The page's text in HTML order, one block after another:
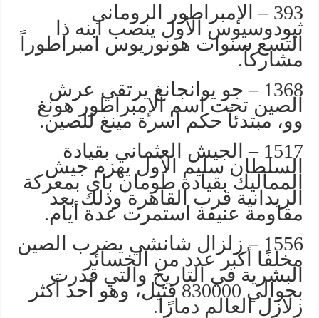
393 – الإمبراطور الروماني
ثيودوسيوس الأول ينصب ابنه ذا
التسع سنوات هونوريوس امبراطوراً
مشاركاً.
1368 – جو يوانجانغ يرتقي عرش
الصين تحت اسم الإمبراطور هونغ
وو، مبتدئاً حكم أسرة مينغ للصين.
1517 – الجيش العثماني بقيادة
السلطان سليم الأول يهزم جيش
المماليك بقيادة طومان باي بمعركة
الريدانية قرب القاهرة وذلك بعد
مقاومة عنيفة استمرت عدة أيام.
1556 – زلزال شانشي يضرب الصين
مخلفًا أكبر عدد من الخسائر
البشرية في التاريخ والتي قدرت
بحوالي 830000 قتيل، وهو أحد أكثر
زلازل العالم دمارًا.